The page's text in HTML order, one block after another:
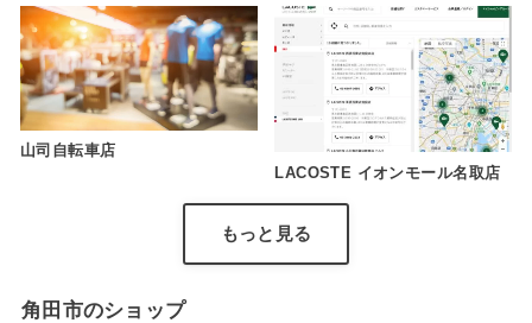
山司自転車店
LACOSTE イオンモール名取店
もっと見る
角田市のショップ